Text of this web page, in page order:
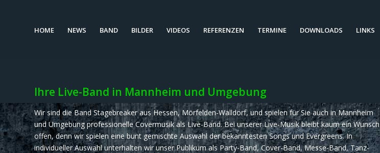
HOME NEWS BAND BILDER VIDEOS REFERENZEN TERMINE DOWNLOADS LINKS
Ihre Live-Band in Mannheim und Umgebung
Wir sind die Band Stagebreaker aus Hessen, Mörfelden-Walldorf, und spielen für Sie auch in Mannheim
und Umgebung professionelle Covermusik als Live-Band. Bei unserer Live-Musik bleibt kaum ein Wunsch
offen, denn wir spielen eine bunt gemischte Auswahl der bekanntesten Songs und Evergreens. In
individueller Auswahl unterhalten wir unser Publikum als Party-Band, Cover-Band, Messe-Band, Tanz-